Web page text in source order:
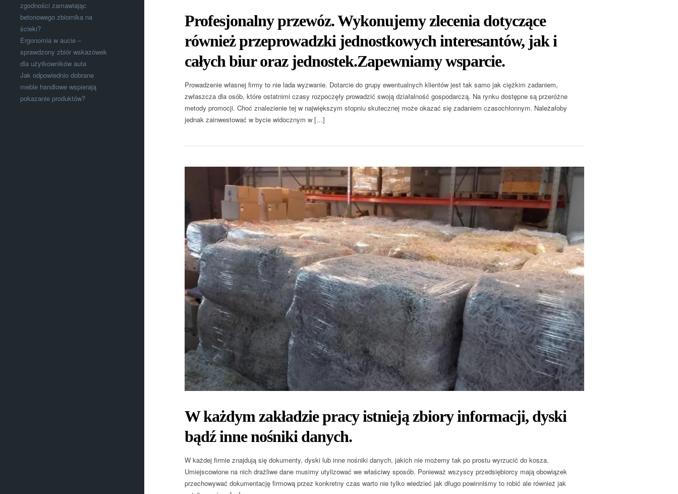
zgodności zamawiając
betonowego zbiornika na
ścieki?
Ergonomia w aucie –
sprawdzony zbiór wskazówek
dla użytkowników auta
Jak odpowiednio dobrane
meble handlowe wspierają
pokazanie produktów?
Profesjonalny przewóz. Wykonujemy zlecenia dotyczące
również przeprowadzki jednostkowych interesantów, jak i
całych biur oraz jednostek.Zapewniamy wsparcie.
Prowadzenie własnej firmy to nie lada wyzwanie. Dotarcie do grupy ewentualnych klientów jest tak samo jak ciężkim zadaniem,
zwłaszcza dla osób, które ostatnimi czasy rozpoczęły prowadzić swoją działalność gospodarczą. Na rynku dostępne są przeróżne
metody promocji. Choć znalezienie tej w największym stopniu skutecznej może okazać się zadaniem czasochłonnym. Należałoby
jednak zainwestować w bycie widocznym w […]
W każdym zakładzie pracy istnieją zbiory informacji, dyski
bądź inne nośniki danych.
W każdej firmie znajdują się dokumenty, dyski lub inne nośniki danych, jakich nie możemy tak po prostu wyrzucić do kosza.
Umiejscowione na nich drażliwe dane musimy utylizować we właściwy sposób. Ponieważ wszyscy przedsiębiorcy mają obowiązek
przechowywać dokumentację firmową przez konkretny czas warto nie tylko wiedzieć jak długo powinniśmy to robić ale również jak